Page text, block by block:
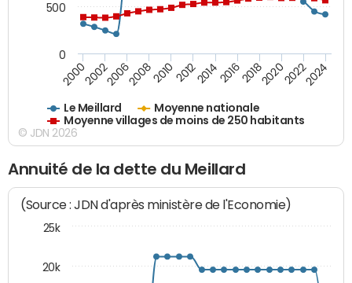
Le Meillard
Moyenne nationale
Moyenne villages de moins de 250 habitants
200020022006200820102012201420162018202020222024
0
500
© JDN 2026
Annuité de la dette du Meillard
(Source : JDN d'après ministère de l'Economie)
20k
25k